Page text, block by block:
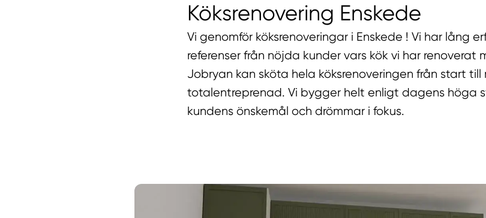
Köksrenovering Enskede
Vi genomför köksrenoveringar i Enskede ! Vi har lång
referenser från nöjda kunder vars kök vi har renoverat
Jobryan kan sköta hela köksrenoveringen från start till
totalentreprenad. Vi bygger helt enligt dagens höga
kundens önskemål och drömmar i fokus.